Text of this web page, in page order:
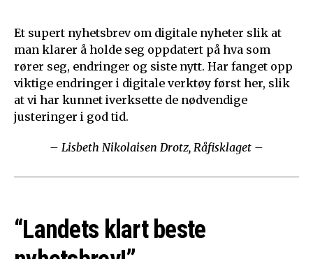
Et supert nyhetsbrev om digitale nyheter slik at
man klarer å holde seg oppdatert på hva som
rører seg, endringer og siste nytt. Har fanget opp
viktige endringer i digitale verktøy først her, slik
at vi har kunnet iverksette de nødvendige
justeringer i god tid.
– Lisbeth Nikolaisen Drotz, Råfisklaget –
“Landets klart beste